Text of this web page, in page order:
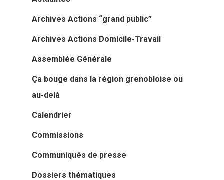
Archives Actions “grand public”
Archives Actions Domicile-Travail
Assemblée Générale
Ça bouge dans la région grenobloise ou
au-delà
Calendrier
Commissions
Communiqués de presse
Dossiers thématiques